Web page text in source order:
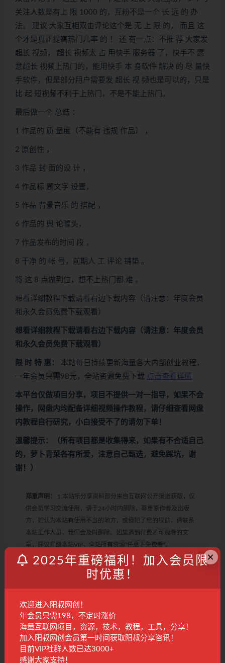
关注人数是有上 限 1000 的，互粉不是一个 长 远 的 办
法。 建议 大家互相双击评论这个是 无 上 限 的， 而且 这
个才是真正提高热门几率 的 ！ 还 有一点：不推 荐 大家发
超长 视频， 超长 视频太 占 用快手 服务器 了，快手不 愿
意超长 视频上热门的，能用快手 本 身软件 解决 的 尽 量快
手软件，但是部分用户需要发 超长 视 频也是可以的，只是
比 起 短视频不利于上热门，不是不能上热门。
最后做一个 总结 ：
1 作品的 质 量度（不能有 违规 作品） ，
2 原创性 ，
3 作品 封 面的设 计 ，
4 作品标 题文字 设置，
5 作品 背景音乐 的 搭配 ，
6 作品的 舆 论噱头，
7 作品发布的时间 段 ，
8 干净 的 帐 号，前期人 工 评论 铺垫 。
将 这 8 点做到位，想不上热门都 难 。
想看详细教程下载请看右边下载内容（请注意：年度会员
和永久会员免费下载观看）
想看详细教程下载请看右边下载内容 （请注意：年度会员
和永久会员免费下载观看）
限 时 特 惠： 本站每日持续更新海量各大内部创业教程，
一年会员只需98元，全站资源免费下载 点击查看详情
本平台仅做项目分享，项目不提供一对一指导，如果不会
操作，网盘内均配备详细视频操作教程，请仔细查看网盘
内教程自行研究，小白接受不了的请勿下单！
温馨提示：（所有项目都是收集得来，如果有不合适自己
的，萝卜青菜各有所爱，注意自己甄选，避免踩坑，谢
谢！）
郑重声明：
1.本站所分享资料部分来自互联网公开渠道获取，仅
供会员学习交流使用，请于24小时内删除，尊重原作者及出版
方，如认为本站有使用不当的地方，或侵犯了您的权益，请联系
本站工作人员，我们会及时删除。如果遇到付费才可观看的文
章，建议升级本站VIP，全站所有资源“任意下免费看”。
2.本站收集整理各大网赚平台的付费资源，仅提供资源分享，不提
供任何的一对一教学指导，不提供任何收益保障，具体请自行分
辨测试，如遇充值环节或绑定支付账户或输入支付密码之类的异
责！
3. 有的教程如果出现无法下载或者无内容说明链接失效了，请联
系客服进行处理。
快手 热门
×
2025年重磅福利！加入会员限
时优惠！
欢迎进入阳叔网创！
年会员只需198，不定时涨价
海量互联网项目，资源，技术，教程，工具，分享！
加入阳叔网创会员第一时间获取阳叔分享咨讯！
目前VIP社群人数已达3000+
感谢大家支持！